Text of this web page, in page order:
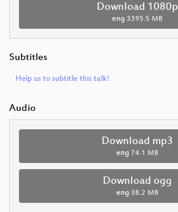
Download 1080p
eng 3395.5 MB
Subtitles
Help us to subtitle this talk!
Audio
Download mp3
eng 74.1 MB
Download ogg
eng 38.2 MB